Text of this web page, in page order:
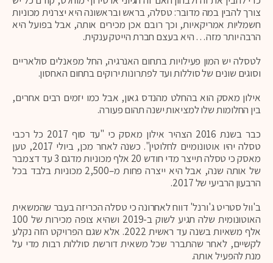
צורך להבין במה מדובר: טסלה, בראש ובראשונה היא יצרנית מכוניות
חשמליות אמריקאיות, וכך רובם אכן מכירים אותה, אבל בפועל היא
הרבה יותר מזה… היא בעצם חברת הייטק ענקית.
לטסלה יש המון פעילויות בתחום האנרגיה, החל מפאנלים סולאריים
וסוגים שונים של סוללות ועד לפתרונות ירוקים בתחום האחסון.
אילון מאסק הוא בהחלט מהנדס גאון, אבל כמו יזמים רבים אחרים,
בין החלומות שלו למציאות ישנה תהום פעורה.
כבר בשנת 2016 הצהיר אילון מאסק כי "עד סוף 2017 כל רכבי
טסלה יהיו אוטונומיים לחלוטין". כשנה לאחר מכן, ביולי 2017, טען
מאסק כי טסלה תייצר מדי חודש 20 אלף מכוניות מדגם 3 עד דצמבר
של אותה שנה, אבל היא ייצרה פחות מ–2,500 מכוניות בלבד בכל
הרבעון הרביעי של 2017.
ב'וול סטריט ג'ורנל' דווח לאחרונה כי טסלה הכריזה בעבר שהמשאית
האוטונומית שלה תגיע לשוק ב-2019 ושהיא צופה מכירות של 100
אלף משאיות בשנה עד ראשית 2022. אלא שגם הפרויקט הזה נקלע
לקשיים, לאחר שהתברר שכל משאית דורשת סוללות רבות מדי על
מנת להפעיל אותה.